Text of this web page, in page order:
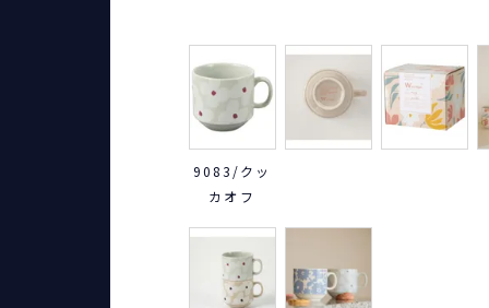
9083/クッ
カオフ